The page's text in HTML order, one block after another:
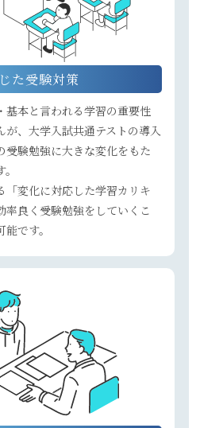
た受験対策
基本と言われる学習の重要性
が、大学入試共通テストの導入
受験勉強に大きな変化をもた
「変化に対応した学習カリキ
率良く受験勉強をしていくこ
です。